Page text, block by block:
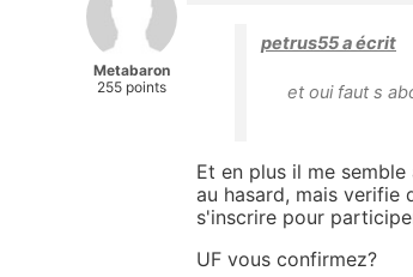
Metabaron
255 points
petrus55 a écrit
et oui faut s
Et en plus il me
au hasard, mais
s'inscrire pour
UF vous confirmez?